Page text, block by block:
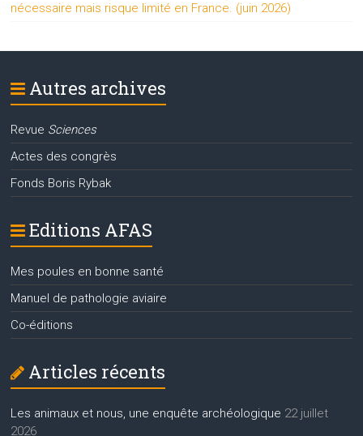
nécessaire mais risque limité en France. (juin 2026)
Autres archives
Revue Sciences
Actes des congrès
Fonds Boris Rybak
Editions AFAS
Mes poules en bonne santé
Manuel de pathologie aviaire
Co-éditions
Articles récents
Les animaux et nous, une enquête archéologique 22 juillet
2026